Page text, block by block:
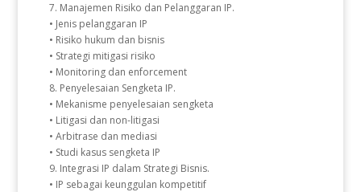
7. Manajemen Risiko dan Pelanggaran IP.
• Jenis pelanggaran IP
• Risiko hukum dan bisnis
• Strategi mitigasi risiko
• Monitoring dan enforcement
8. Penyelesaian Sengketa IP.
• Mekanisme penyelesaian sengketa
• Litigasi dan non-litigasi
• Arbitrase dan mediasi
• Studi kasus sengketa IP
9. Integrasi IP dalam Strategi Bisnis.
• IP sebagai keunggulan kompetitif